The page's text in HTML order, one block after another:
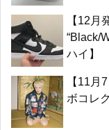
【12月
“Black/
ハイ】
【11月
ボコレ